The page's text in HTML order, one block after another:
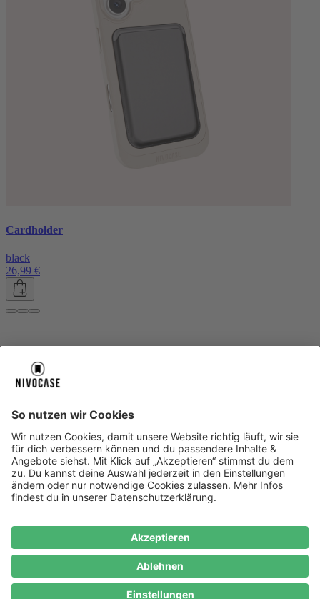
Cardholder
black
26,99 €
About NIVOCASE
Geschäftskunden
Zahlungsarten Versandinfos Alle Hilfe-Themen
Zufriedenheitsgarantie
Service
Service
AGB VERTRAG WIDERRUFEN Datenschutz
Ombudsmann
Barrierefreiheit Lieferantenkodex Bestell-Prozess
Samsung Handyhüllen
Handyhüllen Handyketten
Cookie Consent
* Preisangaben inkl. Mwst. und zzgl.Versandkosten